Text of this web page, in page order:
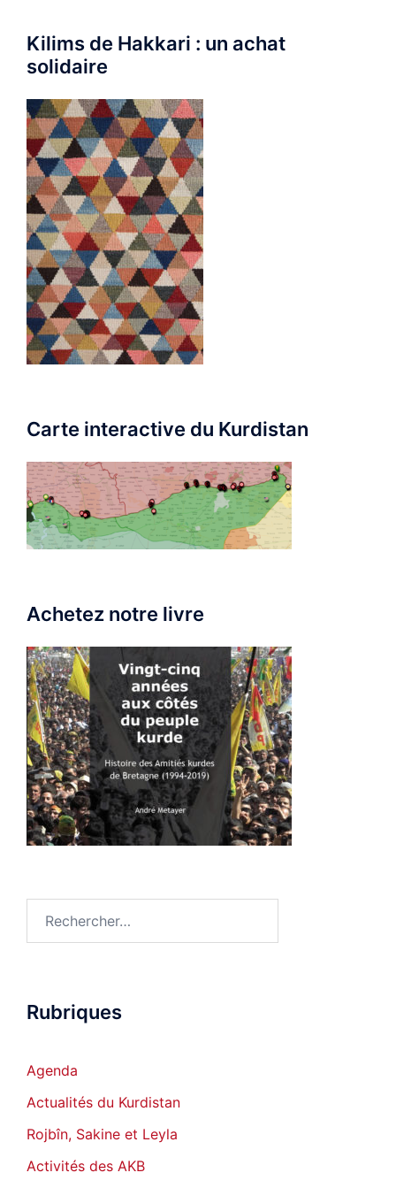
Kilims de Hakkari : un achat
solidaire
Carte interactive du Kurdistan
Achetez notre livre
Rubriques
Agenda
Actualités du Kurdistan
Rojbîn, Sakine et Leyla
Activités des AKB